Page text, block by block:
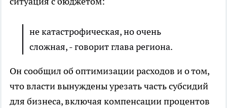
не катастрофическая, но очень
сложная, - говорит глава региона.
Он сообщил об оптимизации расходов и о том,
что власти вынуждены урезать часть субсидий
для бизнеса, включая компенсации процентов